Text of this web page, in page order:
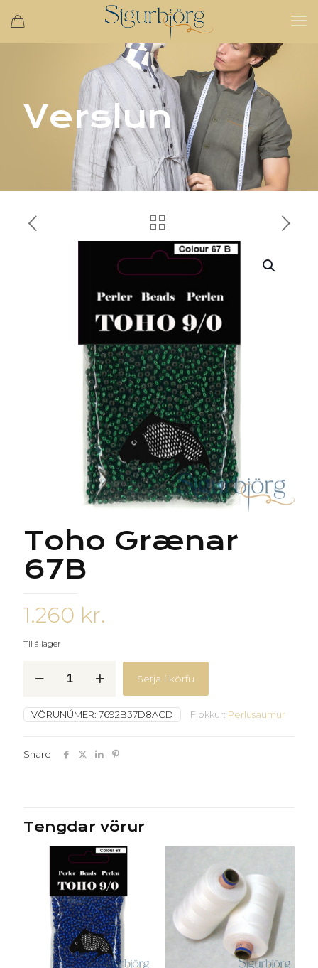
Verslun
Toho Grænar
67B
1.260 kr.
Til á lager
Grænar
quantity
Setja í körfu
VÖRUNÚMER: 7692B37D8ACD Flokkur: Perlusaumur
Share
Tengdar vörur